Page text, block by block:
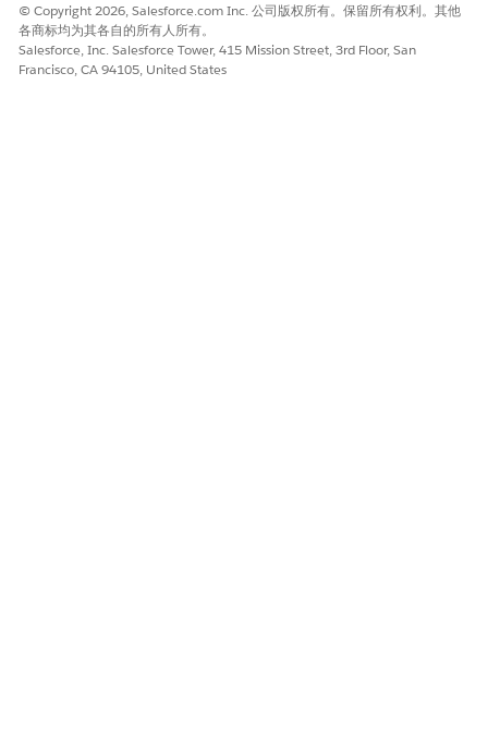
© Copyright 2026, Salesforce.com Inc. 公司版权所有。保留所有权利。其他
各商标均为其各自的所有人所有。
Salesforce, Inc. Salesforce Tower, 415 Mission Street, 3rd Floor, San
Francisco, CA 94105, United States